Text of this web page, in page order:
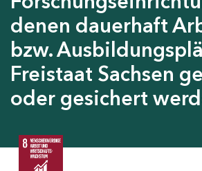
denen dauerhaft
bzw.
Freistaat Sachsen
oder gesichert